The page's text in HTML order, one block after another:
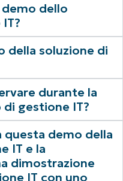
dello
della soluzione di
durante la
gestione IT?
questa demo della
IT e la
dimostrazione
IT con uno